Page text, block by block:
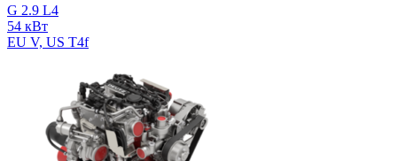
G 2.9 L4
54 кВт
EU V, US T4f